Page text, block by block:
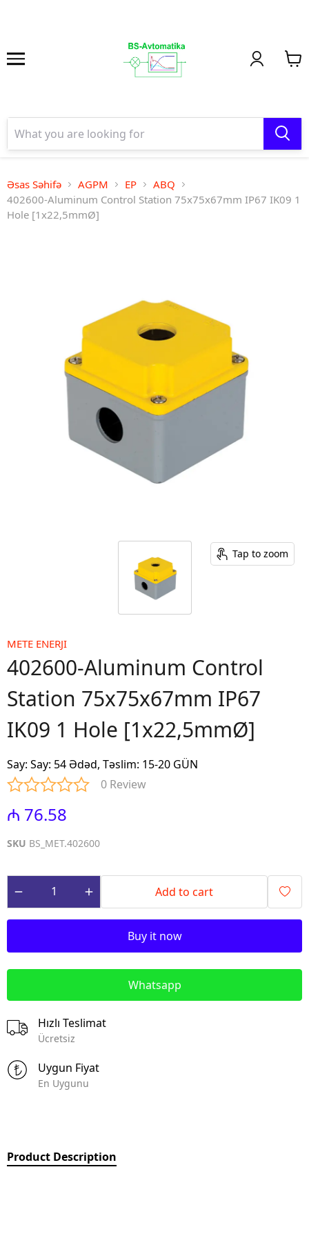
Əsas Səhifə AGPM EP
ABQ
402600-Aluminum Control Station 75x75x67mm IP67 IK09 1
Hole [1x22,5mmØ]
Tap to zoom
METE ENERJI
402600-Aluminum Control
Station 75x75x67mm IP67
IK09 1 Hole [1x22,5mmØ]
Say: Say: 54 Ədəd, Təslim: 15-20 GÜN
0 Review
₼ 76.58
SKU BS_MET.402600
Add to cart
Buy it now
Whatsapp
Hızlı Teslimat
Ücretsiz
Uygun Fiyat
En Uygunu
Product Description